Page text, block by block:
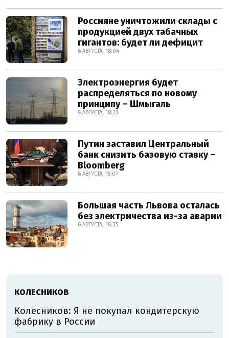
Россияне уничтожили склады с
продукцией двух табачных
гигантов: будет ли дефицит
6 АВГУСТА, 18:04
Электроэнергия будет
распределяться по новому
принципу – Шмыгаль
6 АВГУСТА, 18:23
Путин заставил Центральный
банк снизить базовую ставку –
Bloomberg
6 АВГУСТА, 15:07
Большая часть Львова осталась
без электричества из-за аварии
6 АВГУСТА, 16:35
КОЛЕСНИКОВ
Колесников: Я не покупал кондитерскую
фабрику в России